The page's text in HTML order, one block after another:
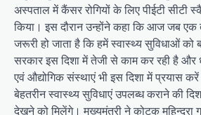
अस्पताल में कैंसर रोगियों के लिए पीईटी सीटी
किया। इस दौरान उन्होंने कहा कि आज जब एक
जरूरी हो जाता है कि हमें स्वास्थ्य सुविधाओं को
सरकार इस दिशा में तेजी से काम कर रही है और
एवं औद्योगिक संस्थाएं भी इस दिशा में प्रयास
बेहतरीन स्वास्थ्य सुविधाएं उपलब्ध कराने की
देखने को मिलेंगे। मुख्यमंत्री ने कोटक